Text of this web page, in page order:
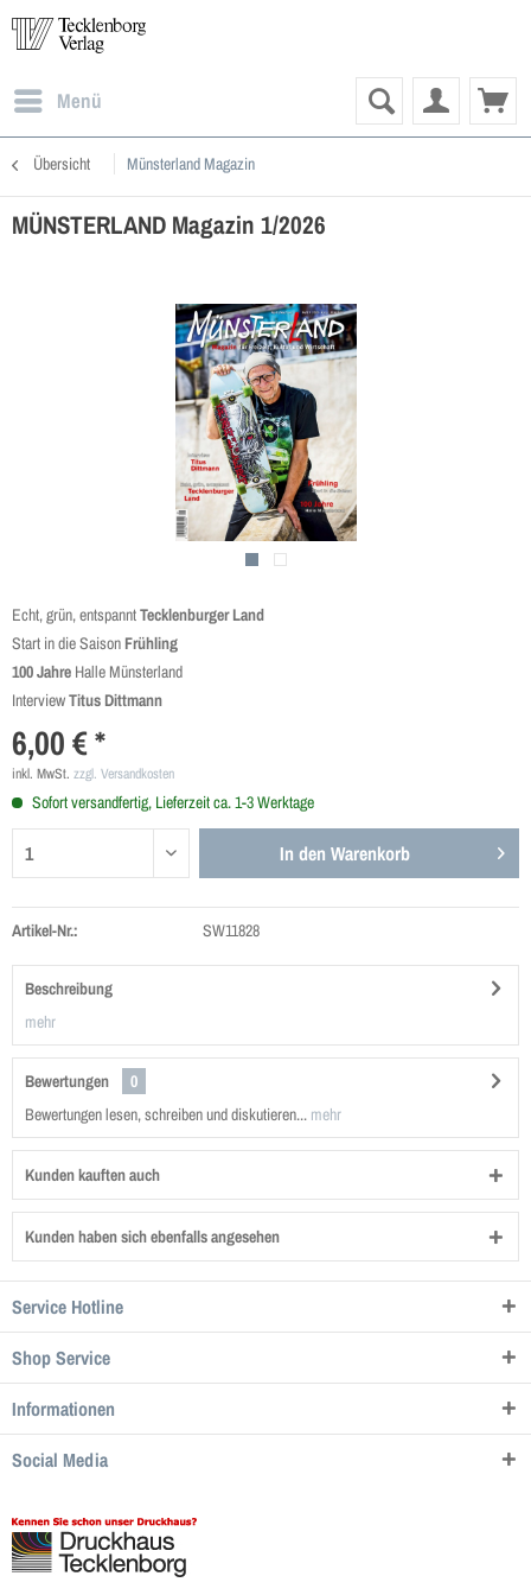
Menü
Übersicht Münsterland Magazin
MÜNSTERLAND Magazin 1/2026
Echt, grün, entspanntTecklenburger Land
Start in die Saison Frühling
100 Jahre Halle Münsterland
InterviewTitus Dittmann
6,00 € *
inkl. MwSt. zzgl. Versandkosten
Sofort versandfertig, Lieferzeit ca. 1-3 Werktage
In den Warenkorb
Artikel-Nr.: SW11828
Beschreibung
mehr
Bewertungen
0
Bewertungen lesen, schreiben und diskutieren... mehr
Kunden kauften auch
Kunden haben sich ebenfalls angesehen
Service Hotline
Shop Service
Informationen
Social Media